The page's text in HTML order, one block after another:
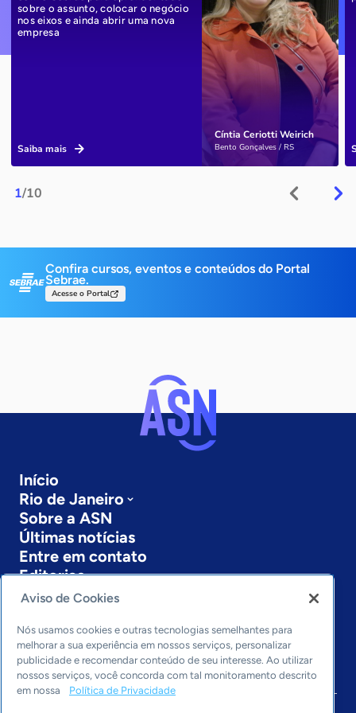
1/10
Cíntia Ceriotti Weirich
Bento Gonçalves / RS
sobre o assunto, colocar o negócio
nos eixos e ainda abrir uma nova
empresa
Saiba mais
Confira cursos, eventos e conteúdos do Portal
Sebrae.
Acesse o Portal
Início
Rio de Janeiro
Sobre a ASN
Últimas notícias
Entre em contato
Editorias
Economia & Política
Inovação & Tecnologia
Cultura empreendedora
Dados
Arquivo
Aviso de Cookies
Nós usamos cookies e outras tecnologias semelhantes para
melhorar a sua experiência em nossos serviços, personalizar
publicidade e recomendar conteúdo de seu interesse. Ao utilizar
nossos serviços, você concorda com tal monitoramento descrito
em nossa
Política de Privacidade